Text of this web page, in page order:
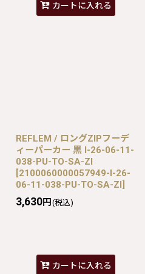
カートに入れる
REFLEM / ロングZIPフーデ
ィーパーカー 黒 I-26-06-11-
038-PU-TO-SA-ZI
[2100060000057949-I-26-
06-11-038-PU-TO-SA-ZI]
3,630円 (税込)
カートに入れる